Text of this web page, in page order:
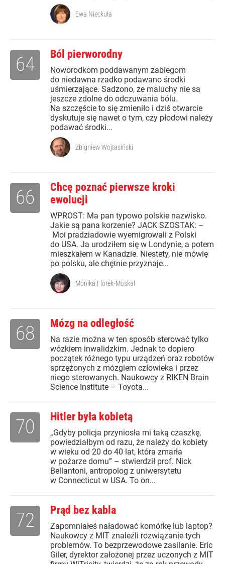
Ewa Nieckuła
Ból pierworodny
Noworodkom poddawanym zabiegom
do niedawna rzadko podawano środki
uśmierzające. Sadzono, ze maluchy nie sa
jeszcze zdolne do odczuwania bólu.
Na szczęście to się zmieniło i dziś otwarcie
dyskutuje się nawet o tym, czy płodowi należy
podawać środki...
64
Zbigniew Wojtasiński
Chcę poznać pierwsze kroki
ewolucji
WPROST: Ma pan typowo polskie nazwisko.
Jakie są pana korzenie? JACK SZOSTAK: –
Moi pradziadowie wyemigrowali z Polski
do USA. Ja urodziłem się w Londynie, a potem
mieszkałem w Kanadzie. Niestety, nie mówię
po polsku, ale chętnie przyznaje...
66
Monika Florek-Moskal
Mózg na odległość
Na razie można w ten sposób sterować tylko
wózkiem inwalidzkim. Jednak to dopiero
początek różnego typu urządzeń oraz robotów
sprzężonych z mózgiem człowieka i przez
niego sterowanych. Naukowcy z RIKEN Brain
Science Institute – Toyota...
68
Hitler była kobietą
„Gdyby policja przyniosła mi taką czaszkę,
powiedziałbym od razu, że należy do kobiety
w wieku od 20 do 40 lat, która zmarła
w pożarze domu” – stwierdził prof. Nick
Bellantoni, antropolog z uniwersytetu
w Connecticut w USA. To on...
70
Prąd bez kabla
Zapomniałeś naładować komórkę lub laptop?
Naukowcy z MIT znaleźli rozwiązanie tych
problemów. To bezprzewodowe zasilanie. Eric
Giler, dyrektor założonej przez uczonych z MIT
72